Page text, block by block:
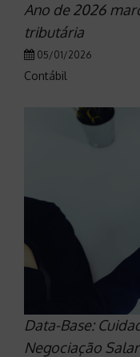
Ano de 2026
tributária
05/01/2026
Contábil
Data-Base:
Negociação